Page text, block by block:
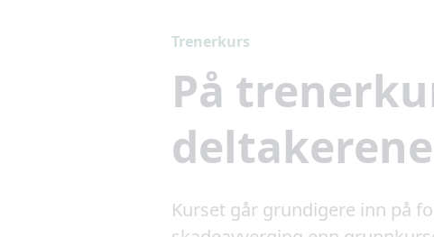
Trenerkurs
På
Kurset går grundigere inn på